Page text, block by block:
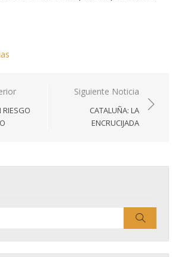
RIESGO
Siguiente Noticia
CATALUÑA: LA
ENCRUCIJADA